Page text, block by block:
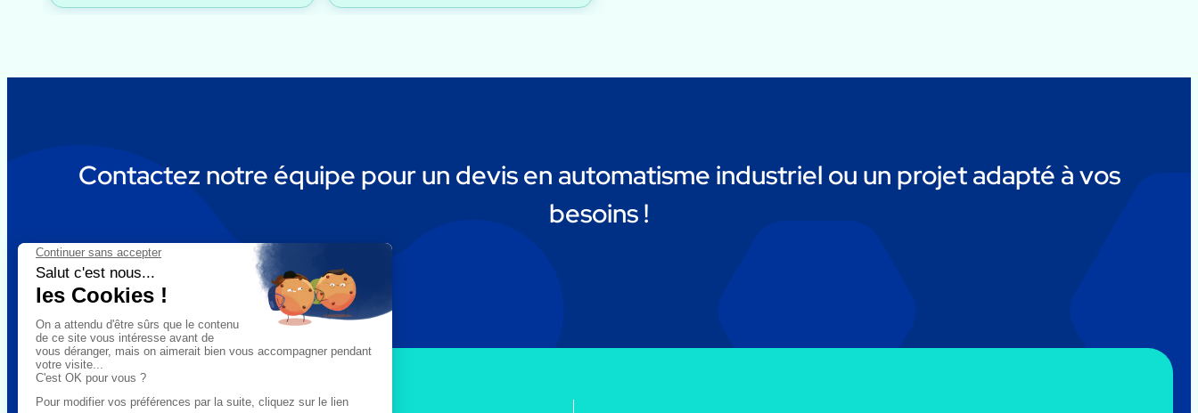
Contactez notre équipe pour un devis en automatisme industriel ou un projet adapté à vos
besoins !
Discutons de votre projet